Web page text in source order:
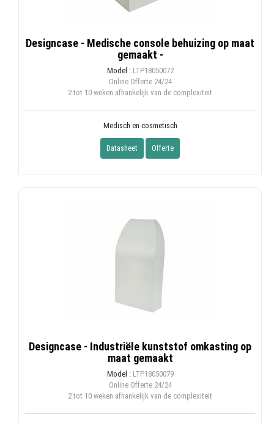
Designcase - Medische console behuizing op maat
gemaakt -
Model : LTP18050072
Online Offerte24/24
2 tot 10 weken afhankelijk van de complexiteit
Medisch en cosmetisch
Datasheet Offerte
Designcase - Industriële kunststof omkasting op
maat gemaakt
Model : LTP18050079
Online Offerte24/24
2 tot 10 weken afhankelijk van de complexiteit